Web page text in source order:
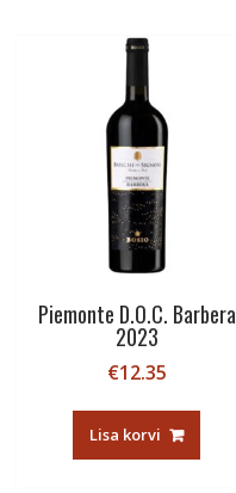
Piemonte D.O.C. Barbera
2023
€12.35
Lisa korvi